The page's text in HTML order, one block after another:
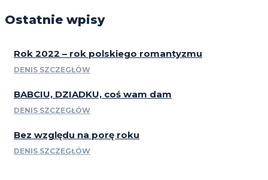
Ostatnie wpisy
Rok 2022 – rok polskiego romantyzmu
DENIS SZCZEGŁÓW
BABCIU, DZIADKU, coś wam dam
DENIS SZCZEGŁÓW
Bez względu na porę roku
DENIS SZCZEGŁÓW